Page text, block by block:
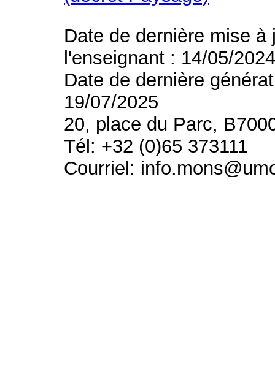
Date de dernière mise
l'enseignant : 14/05/
Date de dernière
19/07/2025
20, place du Parc,
Tél: +32 (0)65 373111
Courriel: